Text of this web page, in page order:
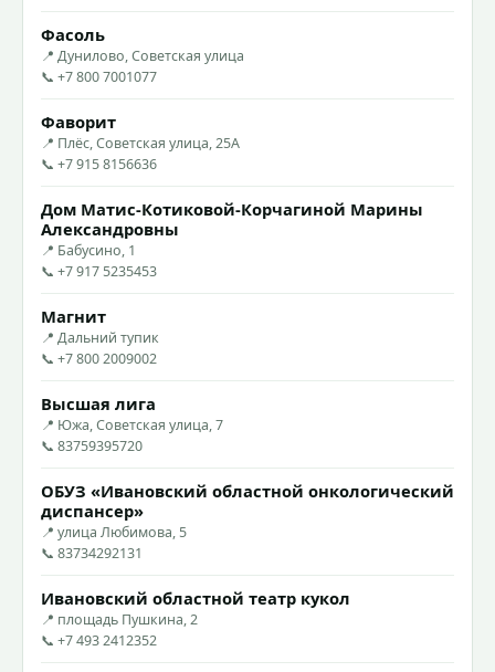
Фасоль
📍 Дунилово, Советская улица
📞 +7 800 7001077
Фаворит
📍 Плёс, Советская улица, 25А
📞 +7 915 8156636
Дом Матис-Котиковой-Корчагиной Марины
Александровны
📍 Бабусино, 1
📞 +7 917 5235453
Магнит
📍 Дальний тупик
📞 +7 800 2009002
Высшая лига
📍 Южа, Советская улица, 7
📞 83759395720
ОБУЗ «Ивановский областной онкологический
диспансер»
📍 улица Любимова, 5
📞 83734292131
Ивановский областной театр кукол
📍 площадь Пушкина, 2
📞 +7 493 2412352